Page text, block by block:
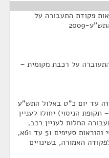
פקודת התעבורה על
2009
התעוברה על רכבת מקומית –
עד יום כ"ט באלול התש"ע
זה – תקופת הניסוי) יחולו לעניין
החלות לעניין רכב,
למעט הוראות פרקים שני ושלישי והוראות סעיפים 51 עד 61א,
69א, 72, 73, 77, 80 ו-84 לפקודה האמורה, בשינויים